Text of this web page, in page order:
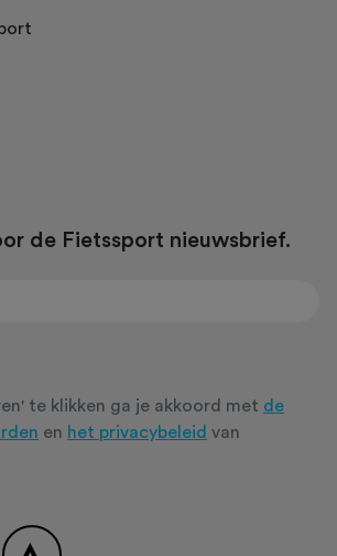
de Fietssport nieuwsbrief.
te klikken ga je akkoord met de
en het privacybeleid van